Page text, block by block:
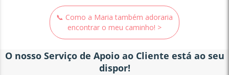
📞 Como a Maria também adoraria
encontrar o meu caminho! >
O nosso Serviço de Apoio ao Cliente está ao seu
dispor!